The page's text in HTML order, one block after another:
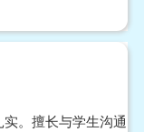
。擅长与学生沟通